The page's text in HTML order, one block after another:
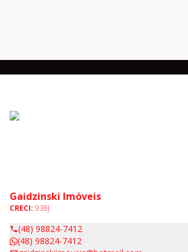
Gaidzinski Imóveis
CRECI: 938J
(48) 98824-7412
(48) 98824-7412